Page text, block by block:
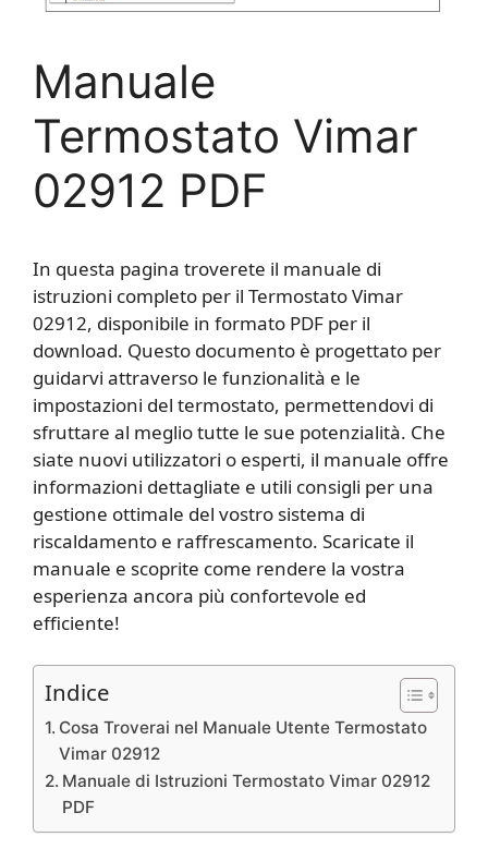
Manuale
Termostato Vimar
02912 PDF
In questa pagina troverete il manuale di
istruzioni completo per il Termostato Vimar
02912, disponibile in formato PDF per il
download. Questo documento è progettato per
guidarvi attraverso le funzionalità e le
impostazioni del termostato, permettendovi di
sfruttare al meglio tutte le sue potenzialità. Che
siate nuovi utilizzatori o esperti, il manuale offre
informazioni dettagliate e utili consigli per una
gestione ottimale del vostro sistema di
riscaldamento e raffrescamento. Scaricate il
manuale e scoprite come rendere la vostra
esperienza ancora più confortevole ed
efficiente!
Indice
Cosa Troverai nel Manuale Utente Termostato
Vimar 02912
Manuale di Istruzioni Termostato Vimar 02912
PDF